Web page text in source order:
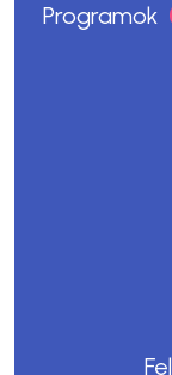
Programok